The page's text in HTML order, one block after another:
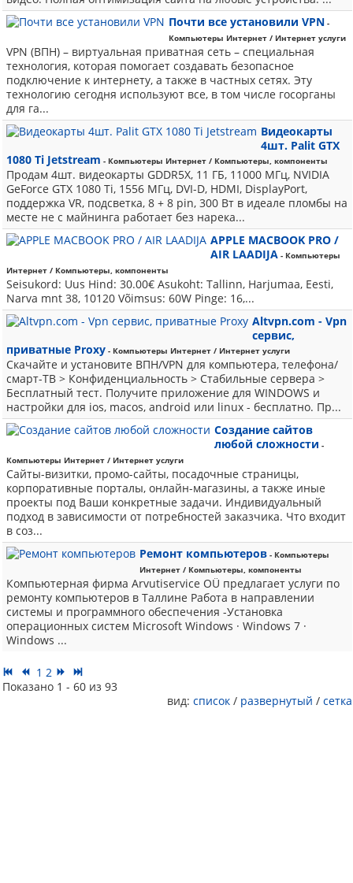
Почти все установили VPN -
Компьютеры Интернет / Интернет услуги
VPN (ВПН) – виртуальная приватная сеть – специальная
технология, которая помогает создавать безопасное
подключение к интернету, а также в частных сетях. Эту
технологию сегодня используют все, в том числе госорганы
для га...
Видеокарты
4шт. Palit GTX
1080 Ti Jetstream - Компьютеры Интернет / Компьютеры, компоненты
Продам 4шт. видеокарты GDDR5X, 11 ГБ, 11000 MГц, NVIDIА
GeFоrсе GTХ 1080 Ti, 1556 MГц, DVI-D, НDMI, DisplаyРort,
поддepжкa VR, подсвeткa, 8 + 8 рin, 300 Вт в идеaле пломбы на
мeстe не с майнинга работает без нарека...
APPLE MACBOOK PRO /
AIR LAADIJA - Компьютеры
Интернет / Компьютеры, компоненты
Seisukord: Uus Hind: 30.00€ Asukoht: Tallinn, Harjumaa, Eesti,
Narva mnt 38, 10120 Võimsus: 60W Pinge: 16,...
Altvpn.com - Vpn
сервис,
приватные Proxy - Компьютеры Интернет / Интернет услуги
Скачайте и установите ВПН/VPN для компьютера, телефона/
смарт-ТВ > Конфиденциальность > Стабильные сервера >
Бесплатный тест. Получите приложение для WINDOWS и
настройки для ios, macos, android или linux - бесплатно. Пр...
Создание сайтов
любой сложности -
Компьютеры Интернет / Интернет услуги
Сайты-визитки, промо-сайты, посадочные страницы,
корпоративные порталы, онлайн-магазины, а также иные
проекты под Ваши конкретные задачи. Индивидуальный
подход в зависимости от потребностей заказчика. Что входит
в соз...
Ремонт компьютеров - Компьютеры
Интернет / Компьютеры, компоненты
Компьютерная фирма Arvutiservice OÜ предлагает услуги по
ремонту компьютеров в Таллине Работа в направлении
системы и программного обеспечения -Установка
операционных систем Microsoft Windows · Windows 7 ·
Windows ...
1 2
Показано 1 - 60 из 93
вид: список / развернутый / сетка